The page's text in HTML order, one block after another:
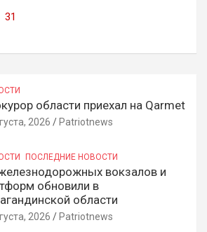
31
области приехал на Qarmet
2026 Patriotnews
ПОСЛЕДНИЕ НОВОСТИ
вокзалов и
обновили в
области
2026 Patriotnews